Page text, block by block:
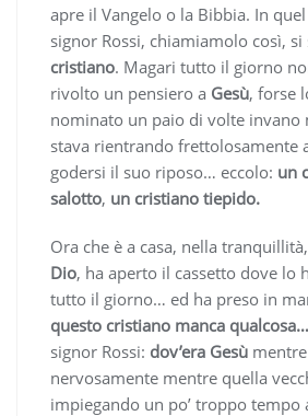
apre il Vangelo o la Bibbia. In
signor Rossi, chiamiamolo così, si
cristiano. Magari tutto il giorno
rivolto un pensiero a Gesù, forse
nominato un paio di volte invano
stava rientrando frettolosamente
godersi il suo riposo… eccolo: un
salotto, un cristiano tiepido.
Ora che è a casa, nella tranquillità,
Dio, ha aperto il cassetto dove lo
tutto il giorno… ed ha preso in
questo cristiano manca qualcosa…
signor Rossi: dov’era Gesù
nervosamente mentre quella
impiegando un po’ troppo tempo